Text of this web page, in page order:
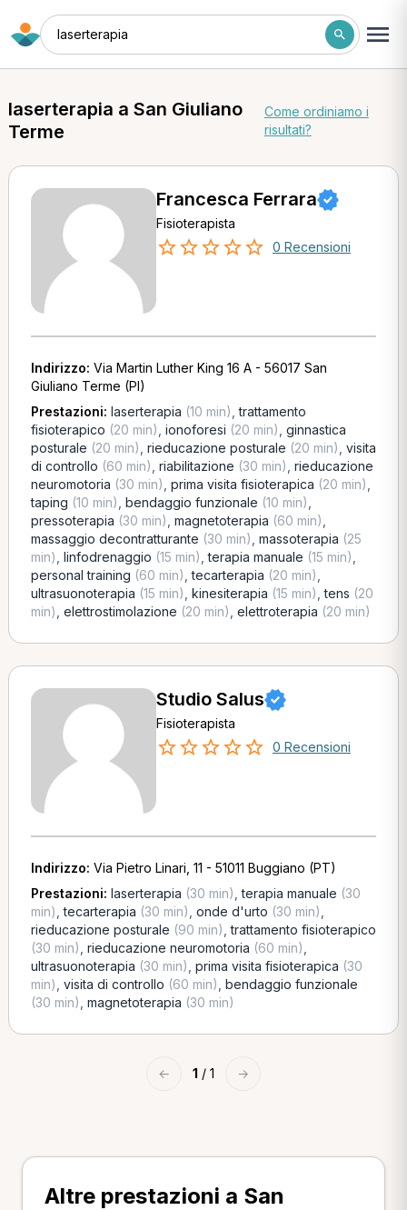
laserterapia
laserterapia a San Giuliano
Terme
Come ordiniamo i
risultati?
Francesca Ferrara
Fisioterapista
0 Recensioni
Indirizzo: Via Martin Luther King 16 A - 56017 San
Giuliano Terme (PI)
Prestazioni: laserterapia (10 min) ,trattamento
fisioterapico (20 min) ionoforesi (20 min) ginnastica
posturale (20 min) rieducazione posturale (20 min) visita
di controllo (60 min) riabilitazione (30 min) rieducazione
neuromotoria (30 min) prima visita fisioterapica (20 min)
taping (10 min) bendaggio funzionale (10 min)
pressoterapia (30 min) magnetoterapia (60 min)
massaggio decontratturante (30 min) massoterapia (25
min) linfodrenaggio (15 min) ,terapia manuale (15 min)
personal training (60 min) ,tecarterapia (20 min)
ultrasuonoterapia (15 min) kinesiterapia (15 min) ,tens (20
min) elettrostimolazione (20 min) elettroterapia (20 min)
Studio Salus
Fisioterapista
0 Recensioni
Indirizzo: Via Pietro Linari, 11 - 51011 Buggiano (PT)
Prestazioni: laserterapia (30 min) ,terapia manuale (30
min) ,tecarterapia (30 min) onde d'urto (30 min)
rieducazione posturale (90 min) ,trattamento fisioterapico
(30 min) rieducazione neuromotoria (60 min)
ultrasuonoterapia (30 min) prima visita fisioterapica (30
min) visita di controllo (60 min) bendaggio funzionale
(30 min) magnetoterapia (30 min)
← 1 / 1 →
Altre prestazioni a San